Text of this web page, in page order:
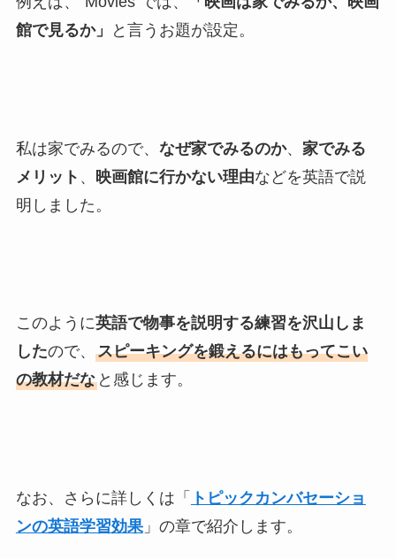
館で見るか」
と言うお題が設定。
私は家でみるので、 なぜ家でみるのか、 家でみる
メリット 、 映画館に行かない理由などを英語で説
明しました。
このように英語で物事を説明する練習を沢山しま
したので、 スピーキングを鍛えるにはもってこい
の教材だなと感じます。
なお、さらに詳しくは「 トピックカンバセーショ
ンの英語学習効果」の章で紹介します。